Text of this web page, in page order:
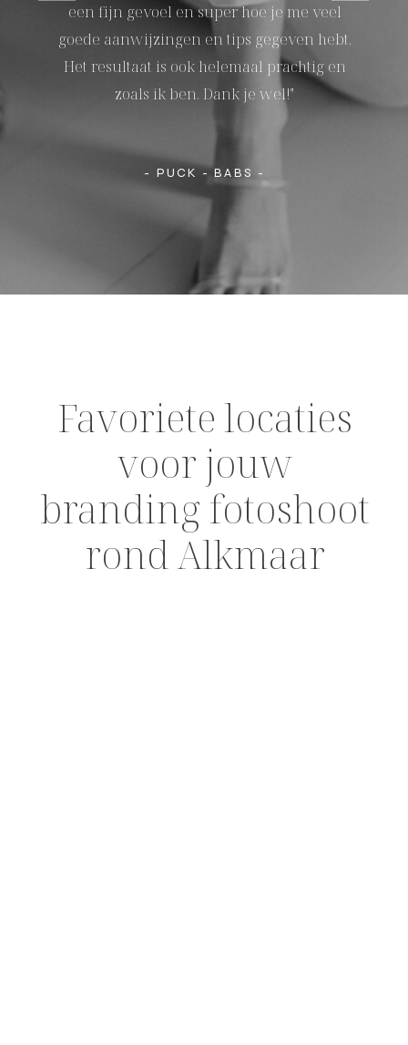
een fijn gevoel en super hoe je me veel
goede aanwijzingen en tips gegeven hebt.
Het resultaat is ook helemaal prachtig en
zoals ik ben. Dank je wel!"
- PUCK - BABS -
Favoriete locaties
voor jouw
branding fotoshoot
rond Alkmaar